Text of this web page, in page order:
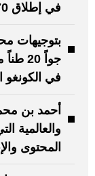
في إطلاق 370 أسيراً
بتوجيهات
جواً
في الكونغو
أحمد بن
والعالمية
المحتوى